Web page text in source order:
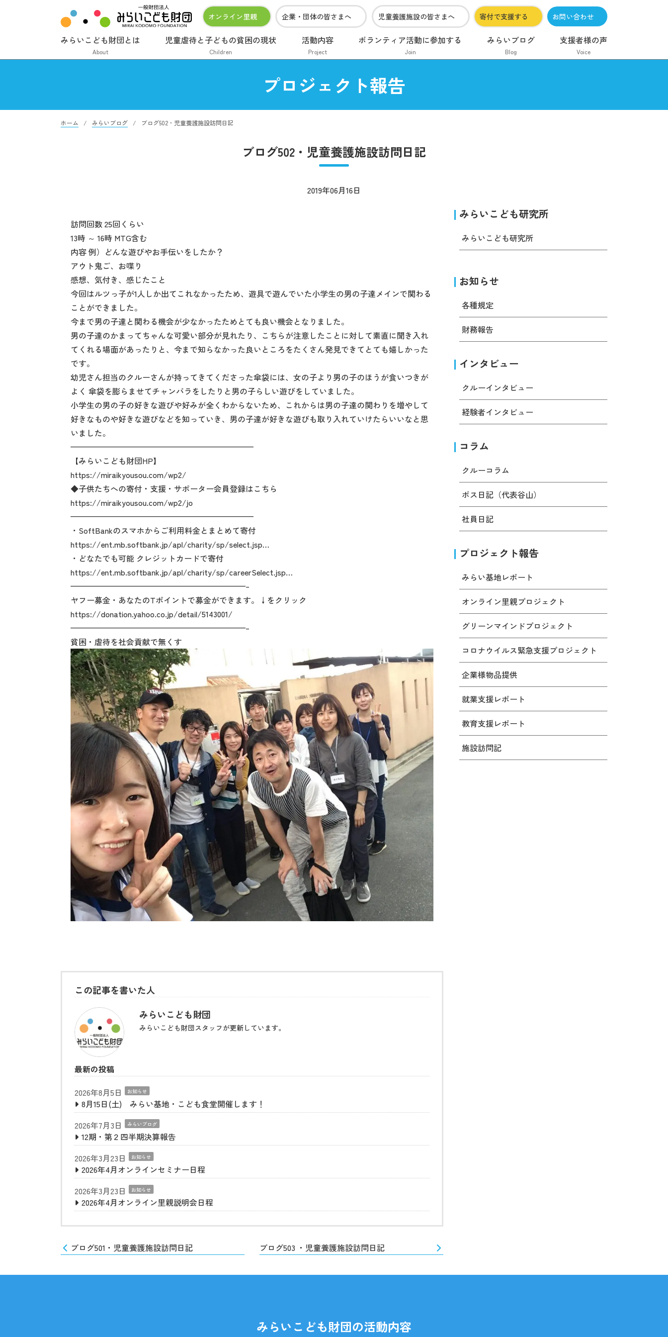
オンライン里親 企業・団体の皆さまへ 児童養護施設の皆さまへ 寄付で支援する お問い合わせ
みらいこども財団とは
About
児童虐待と子どもの貧困の現状
Children
活動内容
Project
ボランティア活動に参加する
Join
みらいブログ
Blog
支援者様の声
Voice
プロジェクト報告
ホーム みらいブログ ブログ502・児童養護施設訪問日記
ブログ502・児童養護施設訪問日記
2019年06月16日
訪問回数 25回くらい
13時 ～ 16時 MTG含む
内容 例）どんな遊びやお手伝いをしたか？
アウト鬼ご、お喋り
感想、気付き、感じたこと
今回はルツっ子が1人しか出てこれなかったため、遊具で遊んでいた小学生の男の子達メインで関わる
ことができました。
今まで男の子達と関わる機会が少なかったためとても良い機会となりました。
男の子達のかまってちゃんな可愛い部分が見れたり、こちらが注意したことに対して素直に聞き入れ
てくれる場面があったりと、今まで知らなかった良いところをたくさん発見できてとても嬉しかった
です。
幼児さん担当のクルーさんが持ってきてくださった傘袋には、女の子より男の子のほうが食いつきが
よく 傘袋を膨らませてチャンバラをしたりと男の子らしい遊びをしていました。
小学生の男の子の好きな遊びや好みが全くわからないため、これからは男の子達の関わりを増やして
好きなものや好きな遊びなどを知っていき、男の子達が好きな遊びも取り入れていけたらいいなと思
いました。
———————————————————————
【みらいこども財団HP】
https://miraikyousou.com/wp2/
◆子供たちへの寄付・支援・サポーター会員登録はこちら
https://miraikyousou.com/wp2/jo
———————————————————————
・SoftBankのスマホからご利用料金とまとめて寄付
https://ent.mb.softbank.jp/apl/charity/sp/select.jsp…
・どなたでも可能 クレジットカードで寄付
https://ent.mb.softbank.jp/apl/charity/sp/careerSelect.jsp…
——————————————————————–
ヤフー募金・あなたのTポイントで募金ができます。↓をクリック
https://donation.yahoo.co.jp/detail/5143001/
——————————————————————–
貧困・虐待を社会貢献で無くす
この記事を書いた人
みらいこども財団
みらいこども財団スタッフが更新しています。
最新の投稿
2026年8月5日
お知らせ
8月15日(土) みらい基地・こども食堂開催します！
2026年7月3日
みらいブログ
12期・第２四半期決算報告
2026年3月23日
お知らせ
2026年4月オンラインセミナー日程
2026年3月23日
お知らせ
2026年4月オンライン里親説明会日程
ブログ501・児童養護施設訪問日記 ブログ503 ・児童養護施設訪問日記
みらいこども研究所
みらいこども研究所
お知らせ
各種規定
財務報告
インタビュー
クルーインタビュー
経験者インタビュー
コラム
クルーコラム
ボス日記（代表谷山）
社員日記
プロジェクト報告
みらい基地レポート
オンライン里親プロジェクト
グリーンマインドプロジェクト
コロナウイルス緊急支援プロジェクト
企業様物品提供
就業支援レポート
教育支援レポート
施設訪問記
みらいこども財団の活動内容